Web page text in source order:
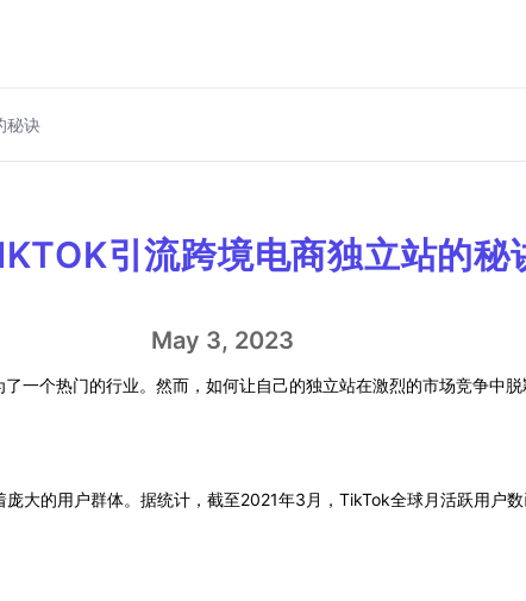
秘诀
引流跨境电商独立站的秘
May 3, 2023
一个热门的行业。然而，如何让自己的独立站在激烈的市场竞争中
大的用户群体。据统计，截至2021年3月，TikTok全球月活跃用户